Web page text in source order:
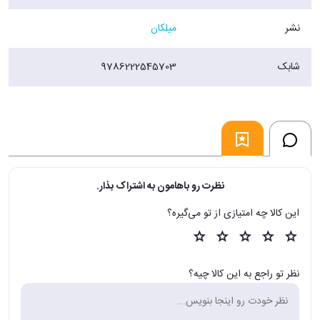
هرگز نمی‌خواست من را ببخشد.
نشر میلکان
شابک 9786222545703
نظرت رو باهامون به اشتراک بذار.
این کالا چه امتیازی از تو می‌گیره؟
نظر تو راجع به این کالا چیه؟